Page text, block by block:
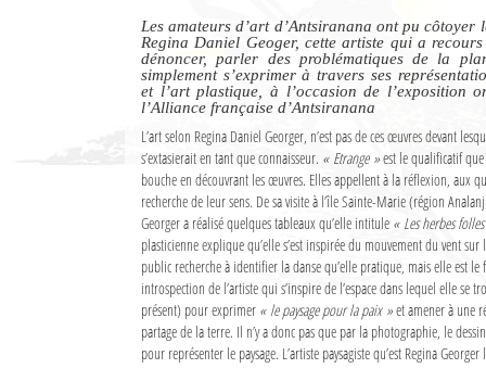
Les amateurs d’art d’Antsiranana ont pu côtoyer
Regina Daniel Geoger, cette artiste qui a
dénoncer, parler des problématiques de la
simplement s’exprimer à travers ses
et l’art plastique, à l’occasion de l’exposition
l’Alliance française d’Antsiranana
L’art selon Regina Daniel Georger, n’est pas de ces œuvres devant
s’extasierait en tant que connaisseur. « Etrange »est le qualificatif
bouche en découvrant les œuvres. Elles appellent à la réflexion, aux
recherche de leur sens. De sa visite à l’île Sainte-Marie (région
Georger a réalisé quelques tableaux qu’elle intitule « Les herbes
plasticienne explique qu’elle s’est inspirée du mouvement du vent sur
public recherche à identifier la danse qu’elle pratique, mais elle est le
introspection de l’artiste qui s’inspire de l’espace dans lequel elle se
présent) pour exprimer « le paysage pour la paix »et amener à une
partage de la terre. Il n’y a donc pas que par la photographie, le
pour représenter le paysage. L’artiste paysagiste qu’est Regina